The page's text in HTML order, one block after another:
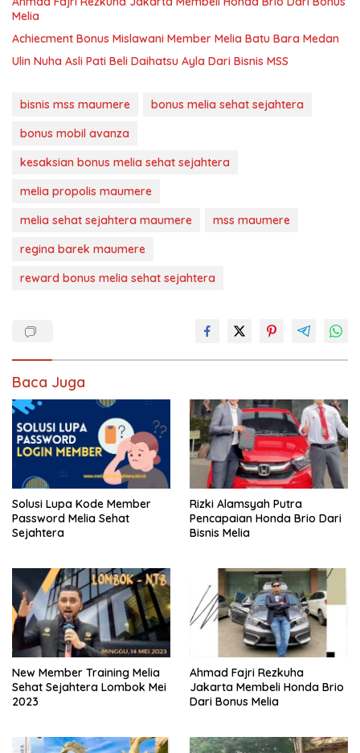
Melia
Achiecment Bonus Mislawani Member Melia Batu Bara Medan
Ulin Nuha Asli Pati Beli Daihatsu Ayla Dari Bisnis MSS
bisnis mss maumere
bonus melia sehat sejahtera
bonus mobil avanza
kesaksian bonus melia sehat sejahtera
melia propolis maumere
melia sehat sejahtera maumere
mss maumere
regina barek maumere
reward bonus melia sehat sejahtera
Baca Juga
Solusi Lupa Kode Member
Password Melia Sehat
Sejahtera
Rizki Alamsyah Putra
Pencapaian Honda Brio Dari
Bisnis Melia
New Member Training Melia
Sehat Sejahtera Lombok Mei
2023
Ahmad Fajri Rezkuha
Jakarta Membeli Honda Brio
Dari Bonus Melia